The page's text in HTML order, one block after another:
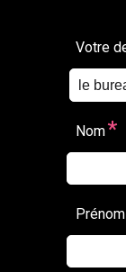
Votre
Nom*
Prénom